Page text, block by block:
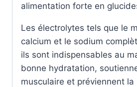
alimentation forte en
Les électrolytes tels que le
calcium et le sodium
ils sont indispensables au
bonne hydratation,
musculaire et préviennent la